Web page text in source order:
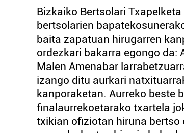
Bizkaiko Bertsolari
bertsolarien
baita zapatuan hirugarren
ordezkari bakarra egongo da:
Malen Amenabar
izango ditu aurkari
kanporaketan. Aurreko beste
finalaurrekoetarako txartela
txikian ofiziotan hiruna bertso